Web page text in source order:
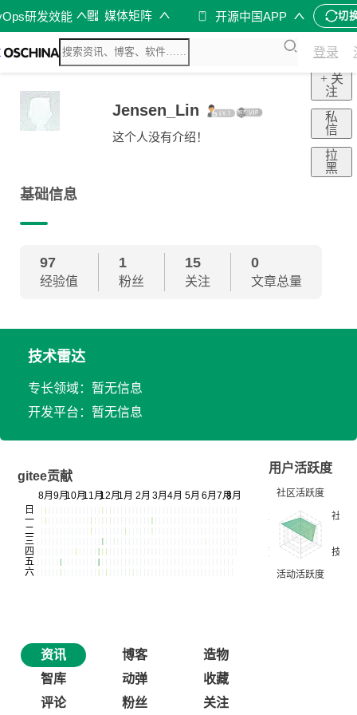
研发效能 媒体矩阵 开源中国APP 切
登录
Jensen_Lin
这个人没有介绍！
+ 关
注
私
信
拉
黑
基础信息
97
经验值
1
粉丝
15
关注
0
文章总量
技术雷达
专长领域：暂无信息
开发平台：暂无信息
gitee贡献
用户活跃度
资讯 博客
造物
智库
动弹
收藏
评论
粉丝 关注